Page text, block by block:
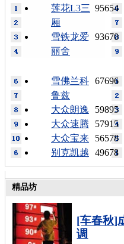
95654
莲花L3三
厢
93670
雪铁龙爱
丽舍
67696
雪佛兰科
鲁兹
59895
大众朗逸
57915
大众速腾
56578
大众宝来
49678
别克凯越
精品坊
[车春秋]
调